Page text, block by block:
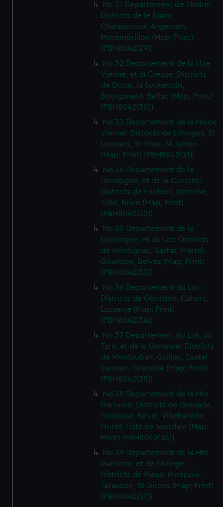
No.31 Departement de l'Indre:
Districts de le Blanc,
Chateauroux, Argenton,
Montmorillon (Map; Print)
(PBH8042(29))
No.32 Departement de la H.te
Vienne, et la Creuze: Districts
de Dorat, la Souterrain,
Bourganeuf, Bellac (Map; Print)
(PBH8042(30))
No.33 Departement de la Haute
Vienne: Districts de Limoges, St
Leonard, St Yriax, St Junien
(Map; Print) (PBH8042(31))
No.34 Departement de la
Dordogne, et de la Correze:
Districts de Exideuil, Uzerche,
Tulle, Brive (Map; Print)
(PBH8042(32))
No.35 Departement de la
Dordogne, et du Lot: Districts
de Montignac, Sartas, Martel,
Gourdon, Belvez (Map; Print)
(PBH8042(33))
No.36 Departement du Lot:
Districts de Gourdon, Cahors,
Lauzerte (Map; Print)
(PBH8042(34))
No.37 Departement du Lot, du
Tarn, et de la Garonne: Districts
de Montauban, Gaillac, Castel
Sarrasin, Grenade (Map; Print)
(PBH8042(35))
No.38 Departement de la Hte
Garonne: Districts de Grenade,
Toulouse, Revel, Villefranche,
Muret, Liste en Jourdain (Map;
Print) (PBH8042(36))
No.39 Departement de la Hte
Garonne, et de l'Ariege:
Districts de Rieux, Mirepoix,
Tarascon, St Girons (Map; Print)
(PBH8042(37))